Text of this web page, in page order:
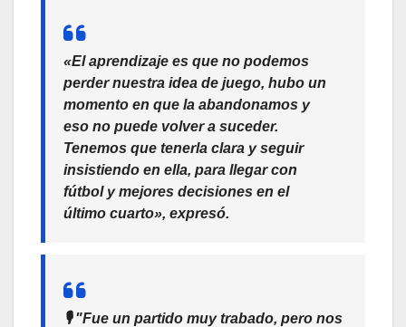
«El aprendizaje es que no podemos
perder nuestra idea de juego, hubo un
momento en que la abandonamos y
eso no puede volver a suceder.
Tenemos que tenerla clara y seguir
insistiendo en ella, para llegar con
fútbol y mejores decisiones en el
último cuarto», expresó.
🎙️ "Fue un partido muy trabado, pero nos